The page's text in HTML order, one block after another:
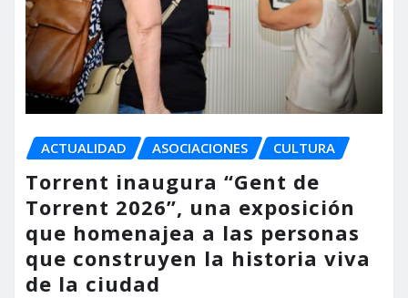
ACTUALIDAD ASOCIACIONES CULTURA
Torrent inaugura “Gent de
Torrent 2026”, una exposición
que homenajea a las personas
que construyen la historia viva
de la ciudad